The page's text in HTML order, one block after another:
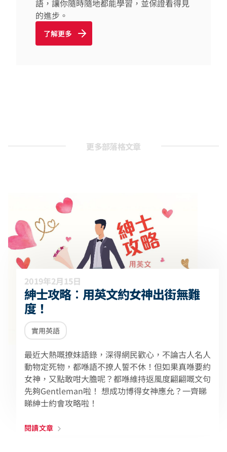
語，讓你隨時隨地都能學習，並保證看得見
的進步。
了解更多
更多部落格文章
2019年2月15日
紳士攻略︰用英文約女神出街無難
度！
實用英語
最近大熱嘅撩妹語錄，深得網民歡心，不論古人名人
動物定死物，都喺語不撩人誓不休！但如果真喺要約
女神，又點敢咁大膽呢？都喺維持返風度翩翩嘅文句
先夠Gentleman啦！ 想成功博得女神應允？一齊睇
睇紳士約會攻略啦！
閱讀文章